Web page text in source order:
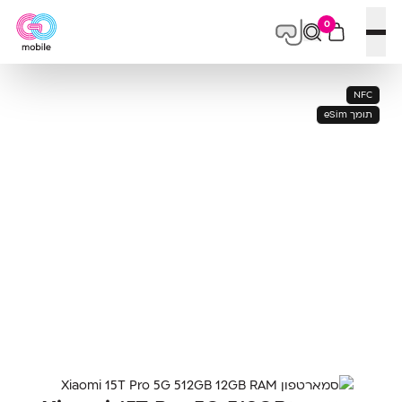
פתח תפריט
0
NFC
תומך eSim